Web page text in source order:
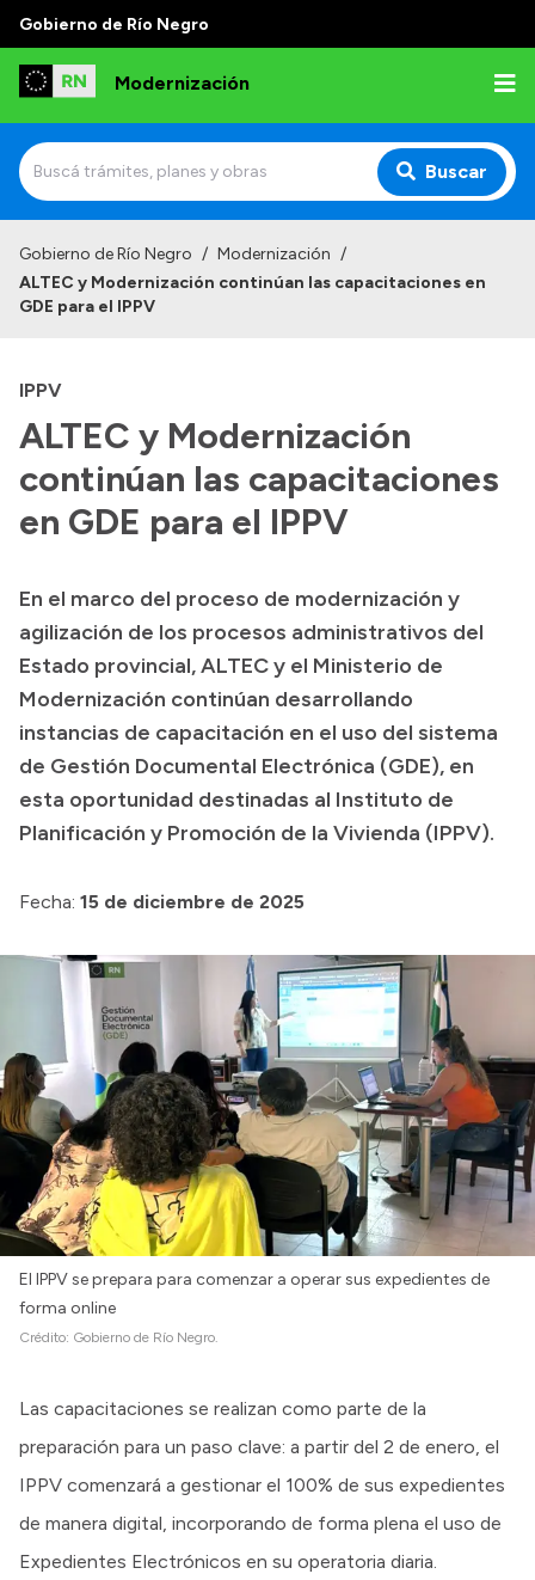
Gobierno de Río Negro
Modernización
Buscar
Institucional
Misión y Visión
Normativa
Transparencia
Boletín Oficial
Compras y licitaciones
Consulta de expedientes
Consulta de pago a proveedores
Convocatorias
Intranet
Gobierno de Río Negro / Modernización /
ALTEC y Modernización continúan las capacitaciones en
GDE para el IPPV
IPPV
ALTEC y Modernización
continúan las capacitaciones
en GDE para el IPPV
En el marco del proceso de modernización y
agilización de los procesos administrativos del
Estado provincial, ALTEC y el Ministerio de
Modernización continúan desarrollando
instancias de capacitación en el uso del sistema
de Gestión Documental Electrónica (GDE), en
esta oportunidad destinadas al Instituto de
Planificación y Promoción de la Vivienda (IPPV).
Fecha: 15 de diciembre de 2025
El IPPV se prepara para comenzar a operar sus expedientes de
forma online
Crédito: Gobierno de Río Negro.
Las capacitaciones se realizan como parte de la
preparación para un paso clave: a partir del 2 de enero, el
IPPV comenzará a gestionar el 100% de sus expedientes
de manera digital, incorporando de forma plena el uso de
Expedientes Electrónicos en su operatoria diaria.